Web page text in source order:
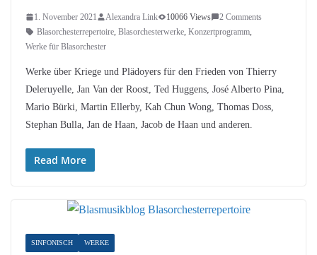
1. November 2021 Alexandra Link 10066 Views
2 Comments
Blasorchesterrepertoire, Blasorchesterwerke, Konzertprogramm,
Werke für Blasorchester
Werke über Kriege und Plädoyers für den Frieden von Thierry
Deleruyelle, Jan Van der Roost, Ted Huggens, José Alberto Pina,
Mario Bürki, Martin Ellerby, Kah Chun Wong, Thomas Doss,
Stephan Bulla, Jan de Haan, Jacob de Haan und anderen.
Read More
SINFONISCH WERKE